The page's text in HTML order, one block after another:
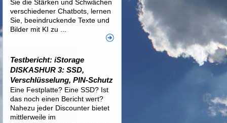
Sie die Stärken und Schwächen
verschiedener Chatbots, lernen
Sie, beeindruckende Texte und
Bilder mit KI zu ...
Testbericht: iStorage
DISKASHUR 3: SSD,
Verschlüsselung, PIN-Schutz
Eine Festplatte? Eine SSD? Ist
das noch einen Bericht wert?
Nahezu jeder Discounter bietet
mittlerweile im